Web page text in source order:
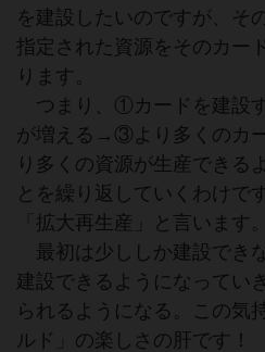
を建設したいのですが、そ
指定された資源をそのカー
ります。
つまり、①カードを建設
が増える→③より多くのカ
り多くの資源が生産でき
とを繰り返していくわけで
「拡大再生産」と言います。
最初は少ししか建設でき
建設できるようになってい
られるようになる。この気
ルド」の楽しさの肝です！